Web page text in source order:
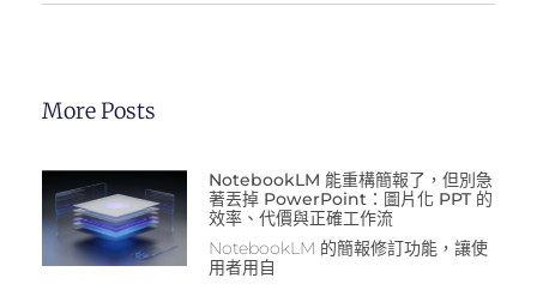
More Posts
NotebookLM 能重構簡報了，但別急
著丟掉 PowerPoint：圖片化 PPT 的
效率、代價與正確工作流
NotebookLM 的簡報修訂功能，讓使
用者用自